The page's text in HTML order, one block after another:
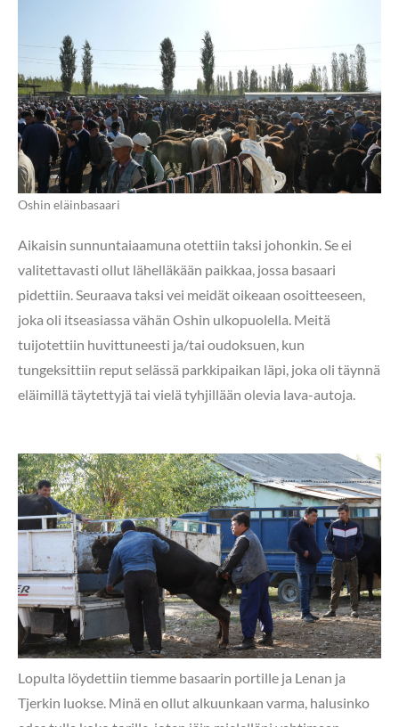
Oshin eläinbasaari
Aikaisin sunnuntaiaamuna otettiin taksi johonkin. Se ei
valitettavasti ollut lähelläkään paikkaa, jossa basaari
pidettiin. Seuraava taksi vei meidät oikeaan osoitteeseen,
joka oli itseasiassa vähän Oshin ulkopuolella. Meitä
tuijotettiin huvittuneesti ja/tai oudoksuen, kun
tungeksittiin reput selässä parkkipaikan läpi, joka oli täynnä
eläimillä täytettyjä tai vielä tyhjillään olevia lava-autoja.
Lopulta löydettiin tiemme basaarin portille ja Lenan ja
Tjerkin luokse. Minä en ollut alkuunkaan varma, halusinko